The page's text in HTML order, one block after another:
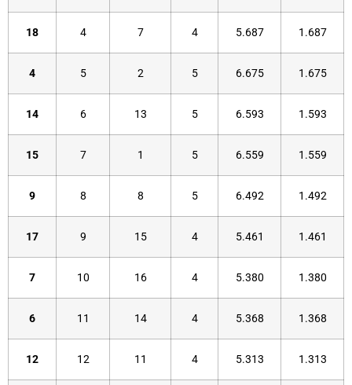
18 4 7 4 5.687 1.687
4 5 2 5 6.675 1.675
14 6 13 5 6.593 1.593
15 7 1 5 6.559 1.559
9 8 8 5 6.492 1.492
17 9 15 4 5.461 1.461
7 10 16 4 5.380 1.380
6 11 14 4 5.368 1.368
12 12 11 4 5.313 1.313